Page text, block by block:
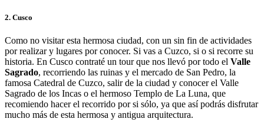
2. Cusco
Como no visitar esta hermosa ciudad, con un sin fin de actividades
por realizar y lugares por conocer. Si vas a Cuzco, si o si recorre su
historia. En Cusco contraté un tour que nos llevó por todo el Valle
Sagrado, recorriendo las ruinas y el mercado de San Pedro, la
famosa Catedral de Cuzco, salir de la ciudad y conocer el Valle
Sagrado de los Incas o el hermoso Templo de La Luna, que
recomiendo hacer el recorrido por si sólo, ya que así podrás disfrutar
mucho más de esta hermosa y antigua arquitectura.